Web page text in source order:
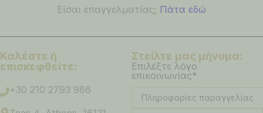
Είσαι επαγγελματίας; Πάτα εδώ
Καλέστε ή
επισκεφθείτε:
+30 210 2793 986
Στείλτε μας μήνυμα:
Επιλέξτε λόγο
επικοινωνίας*
Πληροφορίες παραγγελίας